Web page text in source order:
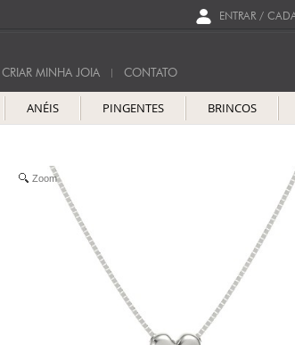
ENTRAR /
CRIAR MINHA JOIA CONTATO
ANÉIS PINGENTES BRINCOS
Zoom